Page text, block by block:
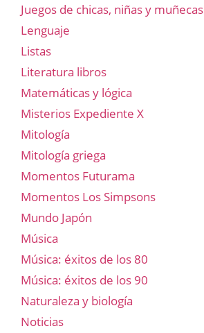
Juegos de chicas, niñas y muñecas
Lenguaje
Listas
Literatura libros
Matemáticas y lógica
Misterios Expediente X
Mitología
Mitología griega
Momentos Futurama
Momentos Los Simpsons
Mundo Japón
Música
Música: éxitos de los 80
Música: éxitos de los 90
Naturaleza y biología
Noticias